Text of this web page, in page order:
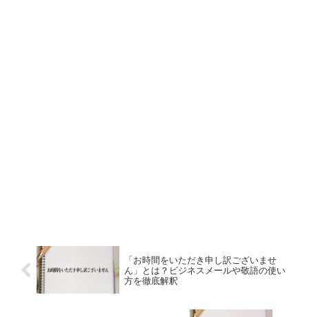
「お時間をいただき申し訳ございませ
ん」とは？ビジネスメールや敬語の使い
方を徹底解釈